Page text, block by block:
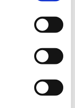
rendszer